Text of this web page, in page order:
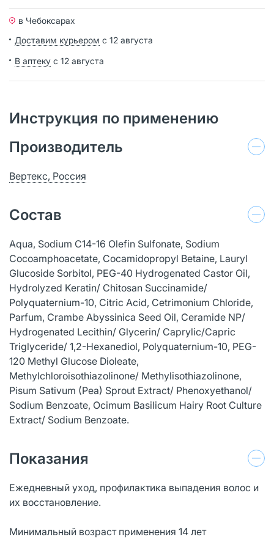
в Чебоксарах
Доставим курьером с 12 августа
В аптеку с 12 августа
Инструкция по применению
Производитель
Вертекс, Россия
Состав
Aqua, Sodium C14-16 Olefin Sulfonate, Sodium
Cocoamphoacetate, Cocamidopropyl Betaine, Lauryl
Glucoside Sorbitol, PEG-40 Hydrogenated Castor Oil,
Hydrolyzed Keratin/ Chitosan Succinamide/
Polyquaternium-10, Citric Acid, Cetrimonium Chloride,
Pаrfum, Crambe Abyssinica Seed Oil, Ceramide NP/
Hydrogenated Lecithin/ Glycerin/ Caprylic/Capric
Triglyceride/ 1,2-Hexanediol, Polyquaternium-10, PEG-
120 Methyl Glucose Dioleate,
Methylchloroisothiazolinone/ Methylisothiazolinone,
Pisum Sativum (Pea) Sprout Extract/ Phenoxyethanol/
Sodium Benzoate, Ocimum Basilicum Hairy Root Culture
Extract/ Sodium Benzoate.
Показания
Ежедневный уход, профилактика выпадения волос и
их восстановление.
Минимальный возраст применения 14 лет